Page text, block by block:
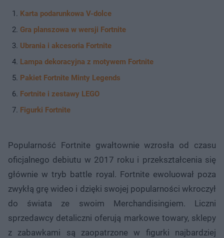
Karta podarunkowa V-dolce
Gra planszowa w wersji Fortnite
Ubrania i akcesoria Fortnite
Lampa dekoracyjna z motywem Fortnite
Pakiet Fortnite Minty Legends
Fortnite i zestawy LEGO
Figurki Fortnite
Popularność Fortnite gwałtownie wzrosła od czasu
oficjalnego debiutu w 2017 roku i przekształcenia się
głównie w tryb battle royal. Fortnite ewoluował poza
zwykłą grę wideo i dzięki swojej popularności wkroczył
do świata ze swoim Merchandisingiem. Liczni
sprzedawcy detaliczni oferują markowe towary, sklepy
z zabawkami są zaopatrzone w figurki najbardziej